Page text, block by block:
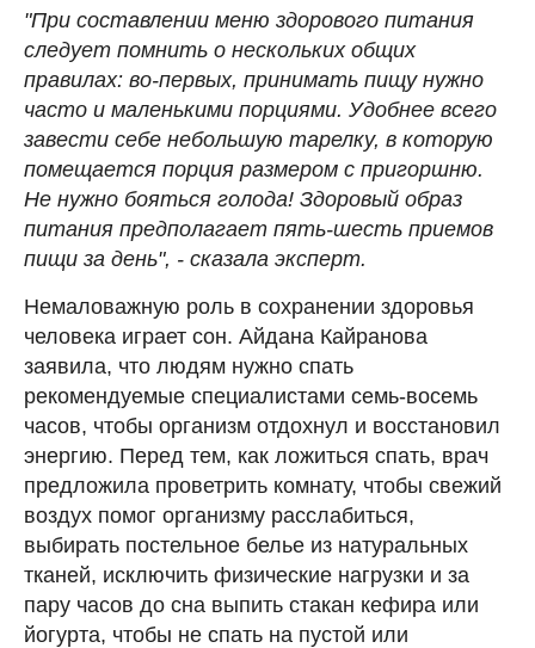
"При составлении меню здорового питания
следует помнить о нескольких общих
правилах: во-первых, принимать пищу нужно
часто и маленькими порциями. Удобнее всего
завести себе небольшую тарелку, в которую
помещается порция размером с пригоршню.
Не нужно бояться голода! Здоровый образ
питания предполагает пять-шесть приемов
пищи за день", - сказала эксперт.
Немаловажную роль в сохранении здоровья
человека играет сон. Айдана Кайранова
заявила, что людям нужно спать
рекомендуемые специалистами семь-восемь
часов, чтобы организм отдохнул и восстановил
энергию. Перед тем, как ложиться спать, врач
предложила проветрить комнату, чтобы свежий
воздух помог организму расслабиться,
выбирать постельное белье из натуральных
тканей, исключить физические нагрузки и за
пару часов до сна выпить стакан кефира или
йогурта, чтобы не спать на пустой или